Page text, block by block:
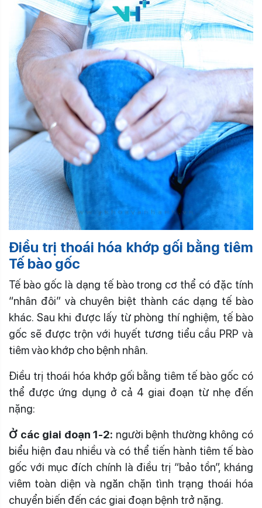
Điều trị thoái hóa khớp gối bằng tiêm
Tế bào gốc
Tế bào gốc là dạng tế bào trong cơ thể có đặc tính
“nhân đôi” và chuyên biệt thành các dạng tế bào
khác. Sau khi được lấy từ phòng thí nghiệm, tế bào
gốc sẽ được trộn với huyết tương tiểu cầu PRP và
tiêm vào khớp cho bệnh nhân.
Điều trị thoái hóa khớp gối bằng tiêm tế bào gốc có
thể được ứng dụng ở cả 4 giai đoạn từ nhẹ đến
nặng:
Ở các giai đoạn 1-2: người bệnh thường không có
biểu hiện đau nhiều và có thể tiến hành tiêm tế bào
gốc với mục đích chính là điều trị “bảo tồn”, kháng
viêm toàn diện và ngăn chặn tình trạng thoái hóa
chuyển biến đến các giai đoạn bệnh trở nặng.